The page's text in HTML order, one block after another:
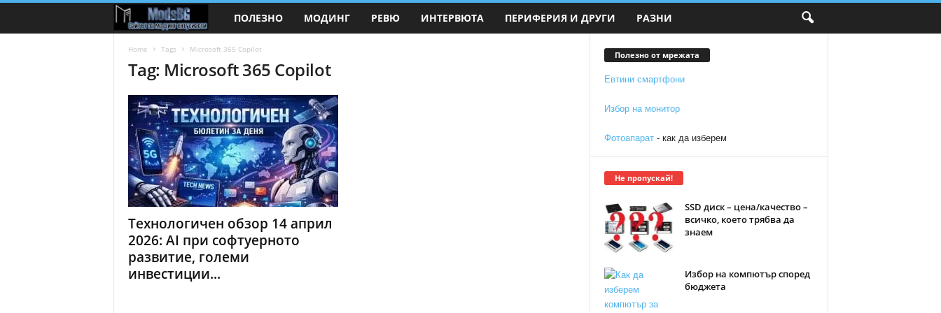
o
d
s
B
G
.
o
ПОЛЕЗНО МОДИНГ РЕВЮ ИНТЕРВЮТА ПЕРИФЕРИЯ И ДРУГИ РАЗНИ
Home Tags Microsoft 365 Copilot
Tag: Microsoft 365 Copilot
Технологичен обзор 14 април
2026: AI при софтуерното
развитие, големи
инвестиции...
Полезно от мрежата
Евтини смартфони
Избор на монитор
Фотоапарат- как да изберем
Не пропускай!
SSD диск – цена/качество –
всичко, което трябва да
знаем
Избор на компютър според
бюджета